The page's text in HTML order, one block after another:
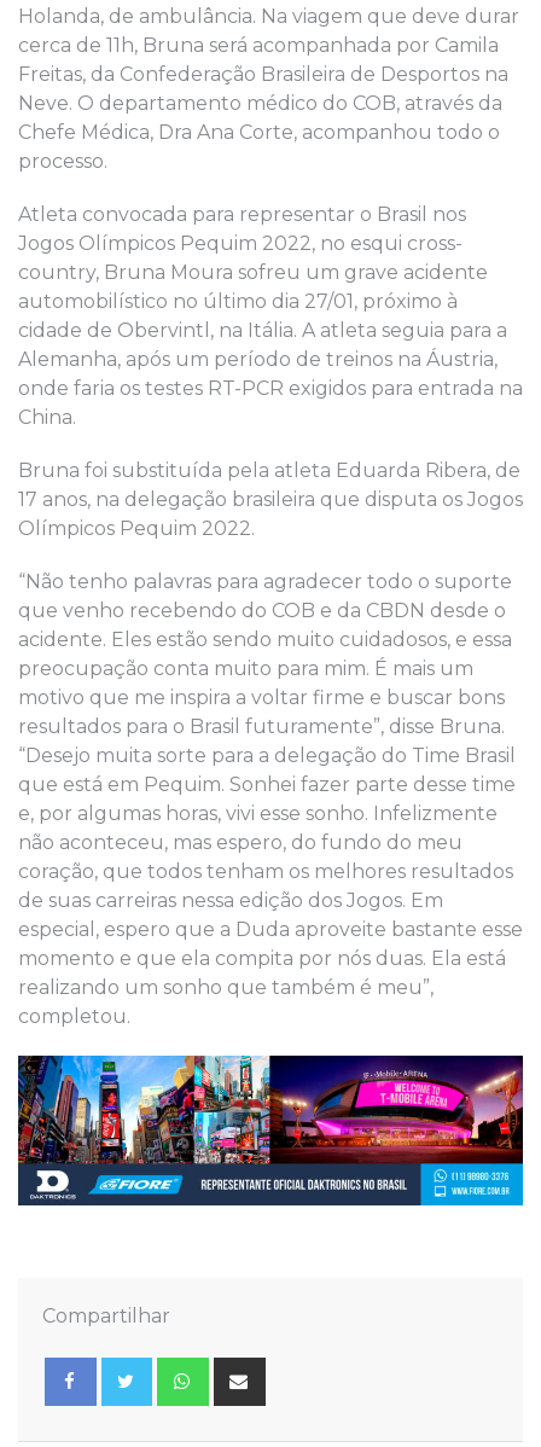
Holanda, de ambulância. Na viagem que deve durar
cerca de 11h, Bruna será acompanhada por Camila
Freitas, da Confederação Brasileira de Desportos na
Neve. O departamento médico do COB, através da
Chefe Médica, Dra Ana Corte, acompanhou todo o
processo.
Atleta convocada para representar o Brasil nos
Jogos Olímpicos Pequim 2022, no esqui cross-
country, Bruna Moura sofreu um grave acidente
automobilístico no último dia 27/01, próximo à
cidade de Obervintl, na Itália. A atleta seguia para a
Alemanha, após um período de treinos na Áustria,
onde faria os testes RT-PCR exigidos para entrada na
China.
Bruna foi substituída pela atleta Eduarda Ribera, de
17 anos, na delegação brasileira que disputa os Jogos
Olímpicos Pequim 2022.
“Não tenho palavras para agradecer todo o suporte
que venho recebendo do COB e da CBDN desde o
acidente. Eles estão sendo muito cuidadosos, e essa
preocupação conta muito para mim. É mais um
motivo que me inspira a voltar firme e buscar bons
resultados para o Brasil futuramente”, disse Bruna.
“Desejo muita sorte para a delegação do Time Brasil
que está em Pequim. Sonhei fazer parte desse time
e, por algumas horas, vivi esse sonho. Infelizmente
não aconteceu, mas espero, do fundo do meu
coração, que todos tenham os melhores resultados
de suas carreiras nessa edição dos Jogos. Em
especial, espero que a Duda aproveite bastante esse
momento e que ela compita por nós duas. Ela está
realizando um sonho que também é meu”,
completou.
Compartilhar
Whatsapp